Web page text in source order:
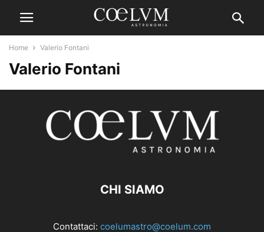
Home Valerio Fontani
Valerio Fontani
CHI SIAMO
Contattaci: coelumastro@coelum.com